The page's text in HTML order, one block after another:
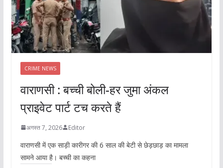
CRIME NEWS
वाराणसी : बच्ची बोली-हर जुमा अंकल
प्राइवेट पार्ट टच करते हैं
अगस्त 7, 2026 Editor
वाराणसी में एक साड़ी कारीगर की 6 साल की बेटी से छेड़छाड़ का मामला
सामने आया है। बच्ची का कहना